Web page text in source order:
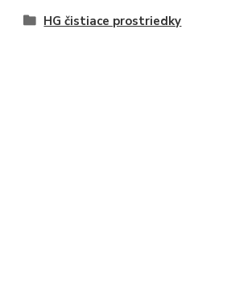
HG čistiace prostriedky